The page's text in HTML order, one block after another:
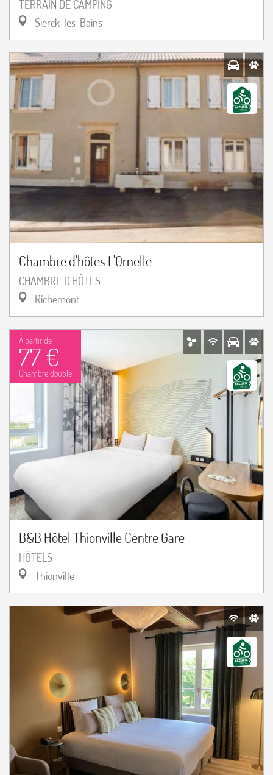
TERRAIN DE CAMPING
Sierck-les-Bains
Chambre d'hôtes L'Ornelle
CHAMBRE D'HÔTES
Richemont
À partir de
77 €
Chambre double
B&B Hôtel Thionville Centre Gare
HÔTELS
Thionville